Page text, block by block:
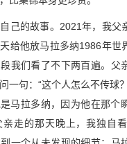
己的故事。2021年，我父
给他放马拉多纳1986年世
我们看了不下两百遍。父
一句：“这个人怎么不传球
马拉多纳，因为他在那个
亲走的那天晚上，我独自